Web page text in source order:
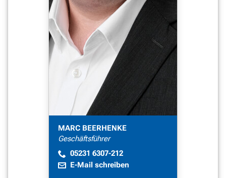
MARC BEERHENKE
Geschäftsführer
05231 6307-212
E-Mail schreiben